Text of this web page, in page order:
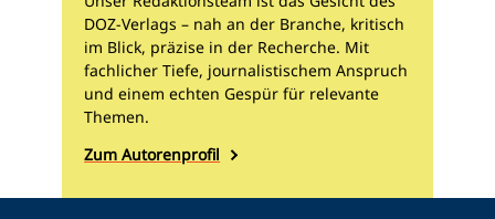
DOZ-Verlags – nah an der Branche, kritisch
im Blick, präzise in der Recherche. Mit
fachlicher Tiefe, journalistischem Anspruch
und einem echten Gespür für relevante
Themen.
Zum Autorenprofil